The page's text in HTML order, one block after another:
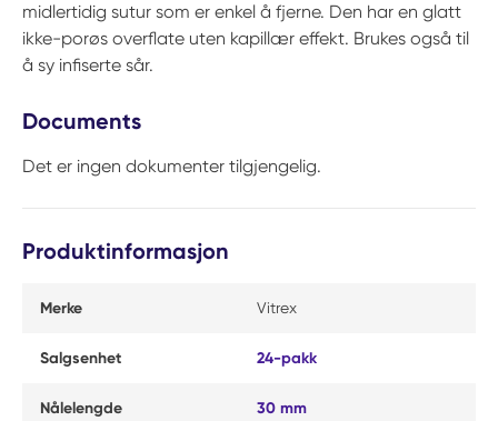
midlertidig sutur som er enkel å fjerne. Den har en glatt
ikke-porøs overflate uten kapillær effekt. Brukes også til
å sy infiserte sår.
Documents
Det er ingen dokumenter tilgjengelig.
Produktinformasjon
Merke Vitrex
Salgsenhet 24-pakk
Nålelengde 30 mm